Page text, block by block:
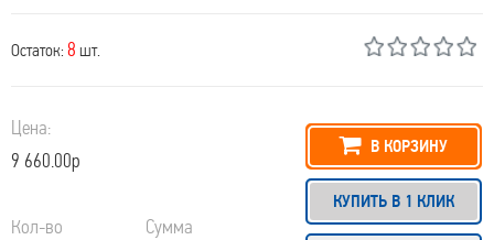
Остаток: 8 шт.
Цена:
9 660.00р
Кол-во Сумма
В КОРЗИНУ
КУПИТЬ В 1 КЛИК